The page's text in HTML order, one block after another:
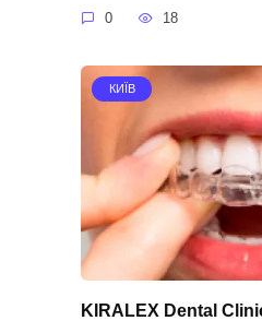
0 18
КИЇВ
KIRALEX Dental